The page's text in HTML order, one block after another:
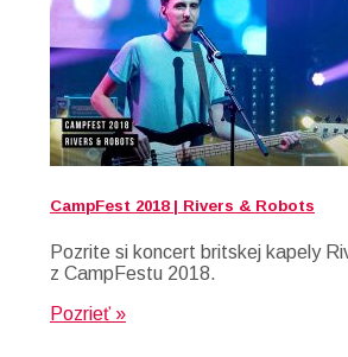
CampFest 2018 | Rivers & Robots
Pozrite si koncert britskej kapely
z CampFestu 2018.
Pozrieť »